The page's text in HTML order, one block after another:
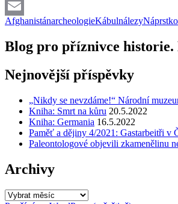
Facebook
Email
AfghanistánarcheologieKábulnálezy
Blog pro příznivce
Nejnovější příspěvky
„Nikdy se nevzdáme!“ Národní
Kniha: Smrt na kůru 20.5.2022
Kniha: Germania 16.5.2022
Paměť a dějiny 4/2021: Gastarbeitři v
Paleontologové objevili zkamenělinu
Archivy
Archivy